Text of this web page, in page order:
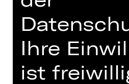
TERMINE UND
Ihre
ist